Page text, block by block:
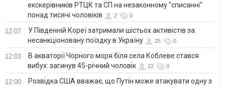
екскерівників РТЦК та СП на незаконному "списанні"
понад тисячі чоловіків
2 0
12:07
У Південній Кореї затримали шістьох активістів за
несанкціоновану поїздку в Україну
25 0
12:03
В акваторії Чорного моря біля села Коблеве стався
вибух: загинув 45-річний чоловік
22 0
12:00
Розвідка США вважає, що Путін може атакувати одну з